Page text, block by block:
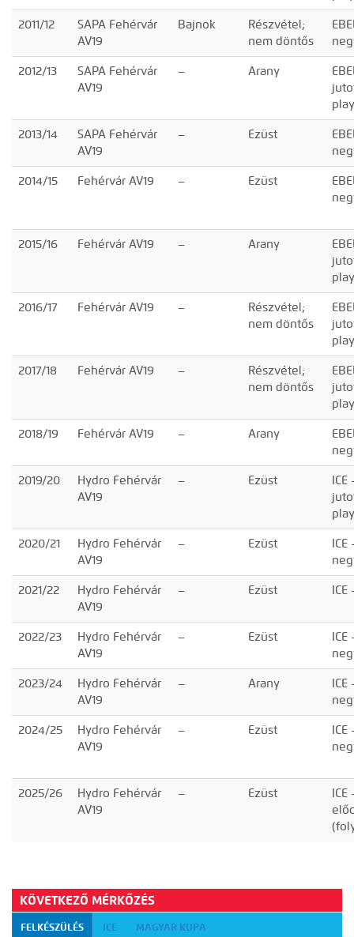
2011/12
SAPA Fehérvár
AV19
Bajnok
Részvétel;
nem döntős
2012/13
SAPA Fehérvár
AV19
– Arany
2013/14
SAPA Fehérvár
AV19
– Ezüst
2014/15 Fehérvár AV19 – Ezüst
2015/16 Fehérvár AV19 – Arany
2016/17 Fehérvár AV19 –
Részvétel;
nem döntős
2017/18 Fehérvár AV19 –
Részvétel;
nem döntős
2018/19 Fehérvár AV19 – Arany
2019/20
Hydro Fehérvár
AV19
– Ezüst
ICE
2020/21
Hydro Fehérvár
AV19
– Ezüst
ICE
2021/22
Hydro Fehérvár
AV19
– Ezüst
2022/23
Hydro Fehérvár
AV19
– Ezüst
ICE
2023/24
Hydro Fehérvár
AV19
– Arany
ICE
2024/25
Hydro Fehérvár
AV19
– Ezüst
ICE
2025/26
Hydro Fehérvár
AV19
– Ezüst
ICE
KÖVETKEZŐ MÉRKŐZÉS
FELKÉSZÜLÉS ICE MAGYAR KUPA